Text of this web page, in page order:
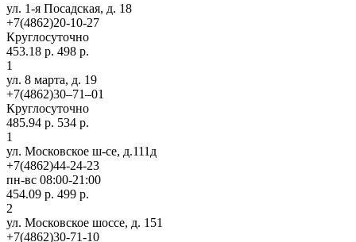
ул. 1-я Посадская, д. 18
+7(4862)20-10-27
Круглосуточно
453.18 р. 498 р.
1
ул. 8 марта, д. 19
+7(4862)30‒71‒01
Круглосуточно
485.94 р. 534 р.
1
ул. Московское ш-се, д.111д
+7(4862)44-24-23
пн-вс 08:00-21:00
454.09 р. 499 р.
2
ул. Московское шоссе, д. 151
+7(4862)30-71-10